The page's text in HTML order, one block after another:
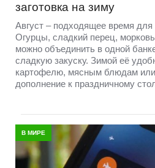
заготовка на зиму
Август – подходящее время для
Огурцы, сладкий перец,
можно объединить в одной
сладкую закуску. Зимой её
картофелю, мясным блюдам или
дополнение к праздничному
В МИРЕ